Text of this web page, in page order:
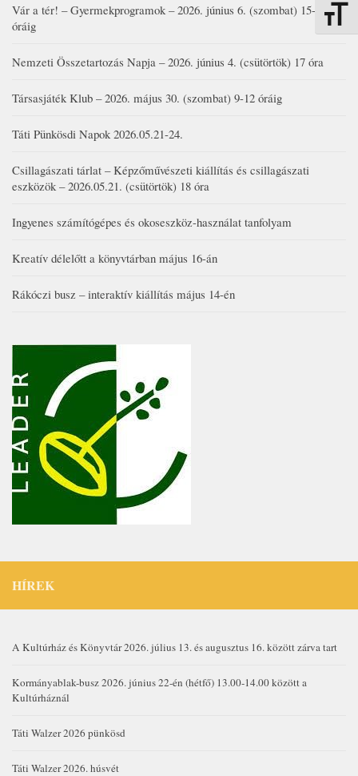
Vár a tér! – Gyermekprogramok – 2026. június 6. (szombat) 15-19
óráig
Nemzeti Összetartozás Napja – 2026. június 4. (csütörtök) 17 óra
Társasjáték Klub – 2026. május 30. (szombat) 9-12 óráig
Táti Pünkösdi Napok 2026.05.21-24.
Csillagászati tárlat – Képzőművészeti kiállítás és csillagászati
eszközök – 2026.05.21. (csütörtök) 18 óra
Ingyenes számítógépes és okoseszköz-használat tanfolyam
Kreatív délelőtt a könyvtárban május 16-án
Rákóczi busz – interaktív kiállítás május 14-én
HÍREK
A Kultúrház és Könyvtár 2026. július 13. és augusztus 16. között zárva tart
Kormányablak-busz 2026. június 22-én (hétfő) 13.00-14.00 között a
Kultúrháznál
Táti Walzer 2026 pünkösd
Táti Walzer 2026. húsvét